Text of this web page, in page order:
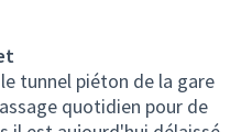
tunnel piéton de la gare
quotidien pour de